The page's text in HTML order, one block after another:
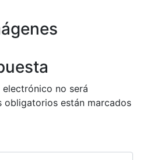
no será
obligatorios están marcados